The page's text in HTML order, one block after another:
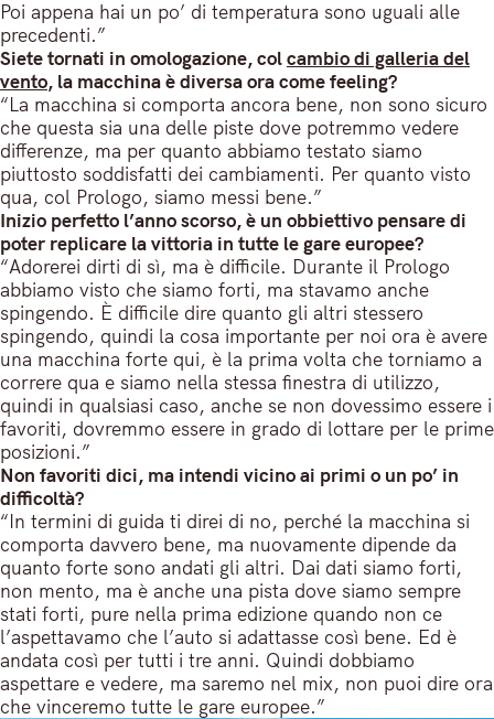
Poi appena hai un po’ di temperatura sono uguali alle
precedenti.”
Siete tornati in omologazione, colcambio di galleria del
vento, la macchina è diversa ora come feeling?
“La macchina si comporta ancora bene, non sono sicuro
che questa sia una delle piste dove potremmo vedere
differenze, ma per quanto abbiamo testato siamo
piuttosto soddisfatti dei cambiamenti. Per quanto visto
qua, col Prologo, siamo messi bene.”
Inizio perfetto l’anno scorso, è un obbiettivo pensare di
poter replicare la vittoria in tutte le gare europee?
“Adorerei dirti di sì, ma è difficile. Durante il Prologo
abbiamo visto che siamo forti, ma stavamo anche
spingendo. È difficile dire quanto gli altri stessero
spingendo, quindi la cosa importante per noi ora è avere
una macchina forte qui, è la prima volta che torniamo a
correre qua e siamo nella stessa finestra di utilizzo,
quindi in qualsiasi caso, anche se non dovessimo essere i
favoriti, dovremmo essere in grado di lottare per le prime
posizioni.”
Non favoriti dici, ma intendi vicino ai primi o un po’ in
difficoltà?
“In termini di guida ti direi di no, perché la macchina si
comporta davvero bene, ma nuovamente dipende da
quanto forte sono andati gli altri. Dai dati siamo forti,
non mento, ma è anche una pista dove siamo sempre
stati forti, pure nella prima edizione quando non ce
l’aspettavamo che l’auto si adattasse così bene. Ed è
andata così per tutti i tre anni. Quindi dobbiamo
aspettare e vedere, ma saremo nel mix, non puoi dire ora
che vinceremo tutte le gare europee.”